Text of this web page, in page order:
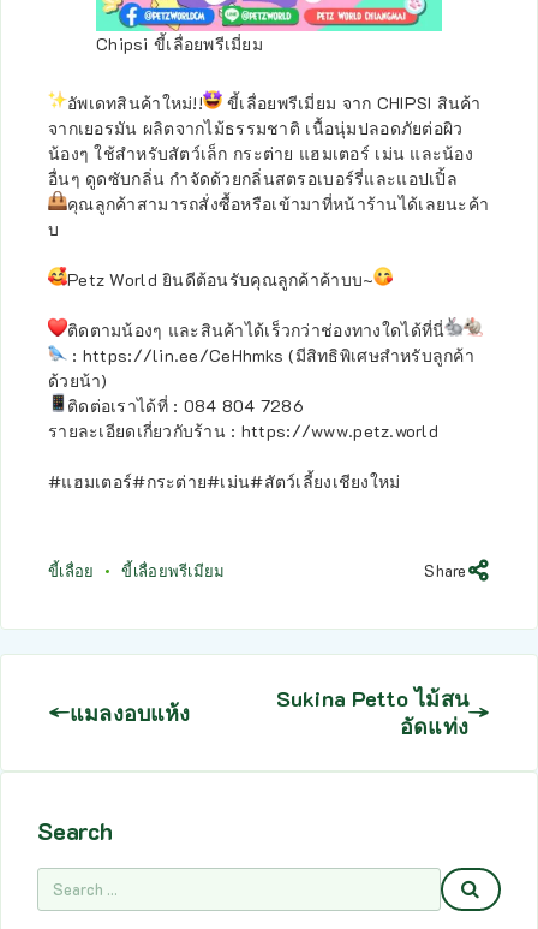
Chipsi ขี้เลื่อยพรีเมี่ยม
อัพเดทสินค้าใหม่!!
ขี้เลื่อยพรีเมี่ยม จาก CHIPSI สินค้า
จากเยอรมัน ผลิตจากไม้ธรรมชาติ เนื้อนุ่มปลอดภัยต่อผิว
น้องๆ ใช้สำหรับสัตว์เล็ก กระต่าย แฮมเตอร์ เม่น และน้อง
อื่นๆ ดูดซับกลิ่น กำจัดด้วยกลิ่นสตรอเบอร์รี่และแอปเปิ้ล
คุณลูกค้าสามารถสั่งซื้อหรือเข้ามาที่หน้าร้านได้เลยนะค้า
บ
Petz World ยินดีต้อนรับคุณลูกค้าค้าบบ~
ติดตามน้องๆ และสินค้าได้เร็วกว่าช่องทางใดได้ที่นี่
: https://lin.ee/CeHhmks (มีสิทธิพิเศษสำหรับลูกค้า
ด้วยน้า)
ติดต่อเราได้ที่ : 084 804 7286
รายละเอียดเกี่ยวกับร้าน : https://www.petz.world
#แฮมเตอร์#กระต่าย#เม่น#สัตว์เลี้ยงเชียงใหม่
ขี้เลื่อย ขี้เลื่อยพรีเมียม Share
แมลงอบแห้ง
Sukina Petto ไม้สน
อัดแท่ง
Search